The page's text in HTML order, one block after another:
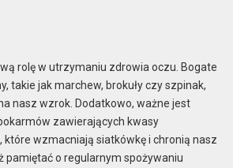
rolę w utrzymaniu zdrowia oczu. Bogate
takie jak marchew, brokuły czy szpinak,
nasz wzrok. Dodatkowo, ważne jest
zawierających kwasy
które wzmacniają siatkówkę i chronią nasz
pamiętać o regularnym spożywaniu